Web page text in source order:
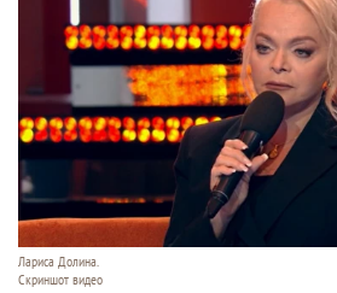
Лариса Долина.
Скриншот видео